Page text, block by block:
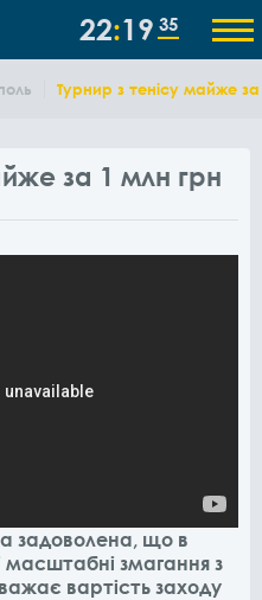
22 19 35
Турнир з тенісу майже
за 1 млн грн
задоволена, що в
масштабні змагання з
вартість заходу